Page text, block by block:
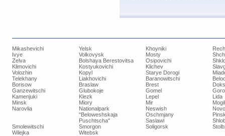
Mikashevichi Yelsk Khoyniki
Ivye
Volkovysk Mosty
Zelva
Bolshaya Berestovitsa Osipovichi
Klimovichi
Kostyukovichi Klichev
Volozhin
Kopyl Starye Dorogi
Telekhany
Liakhovichi Baranowitschi
Borisow
Braslaw Brest
Ganzewitschi
Glubokoje Gomel
Kamenjuki
Klezk Lepel
Lida
Minsk
Miory Mir
Narovlia
Nationalpark
"Beloweshskaja
Puschtscha"
Neswish
Oschmjany
Saslawl
Smolewitschi
Smorgon Soligorsk
Wilejka
Witebsk